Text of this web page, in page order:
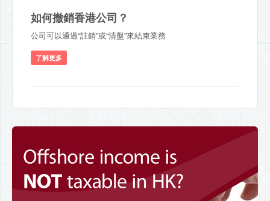
如何撤銷香港公司？
公司可以通過“註銷”或“清盤”來結束業務
了解更多